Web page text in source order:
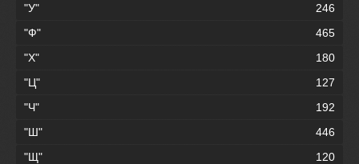
"У"
246
"Ф"
465
"Х"
180
"Ц"
127
"Ч"
192
"Ш"
446
"Щ"
120